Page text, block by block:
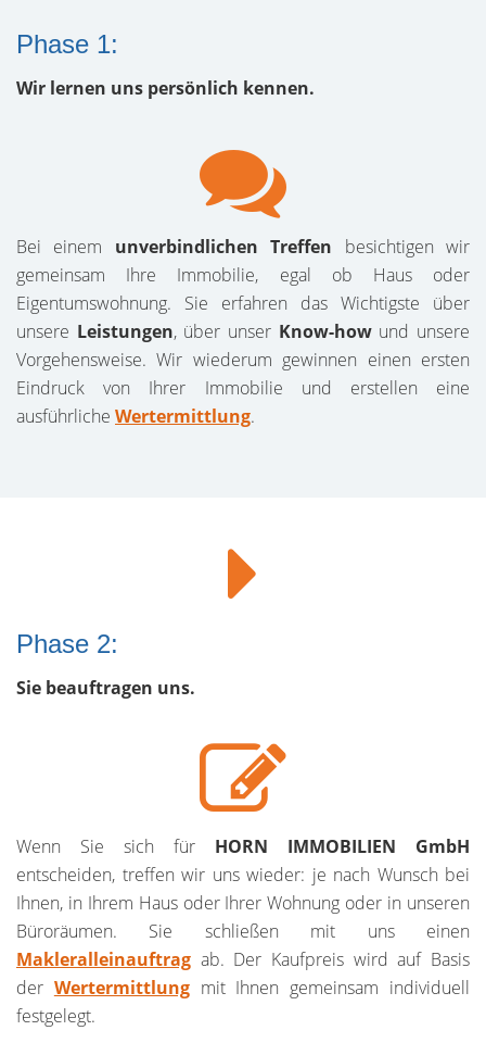
Phase 1:
Wir lernen uns persönlich kennen.
Bei einem unverbindlichen Treffen besichtigen wir
gemeinsam Ihre Immobilie, egal ob Haus oder
Eigentumswohnung. Sie erfahren das Wichtigste über
unsere Leistungen, über unser Know-howund unsere
Vorgehensweise. Wir wiederum gewinnen einen ersten
Eindruck von Ihrer Immobilie und erstellen eine
ausführliche Wertermittlung.
Phase 2:
Sie beauftragen uns.
Wenn Sie sich für HORN IMMOBILIEN GmbH
entscheiden, treffen wir uns wieder: je nach Wunsch bei
Ihnen, in Ihrem Haus oder Ihrer Wohnung oder in unseren
Büroräumen. Sie schließen mit uns einen
Makleralleinauftrag ab. Der Kaufpreis wird auf Basis
der Wertermittlungmit Ihnen gemeinsam individuell
festgelegt.